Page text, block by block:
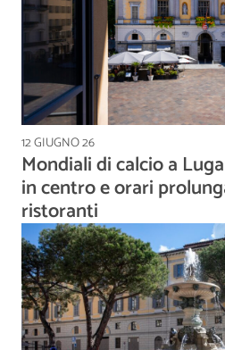
12 GIUGNO 26
Mondiali di calcio a
in centro e orari
ristoranti